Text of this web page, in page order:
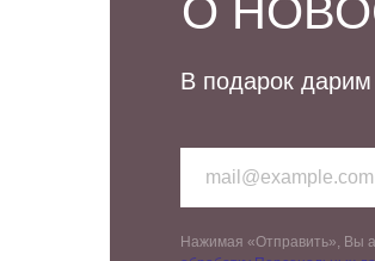
О
В подарок дарим
Нажимая «Отправить», Вы